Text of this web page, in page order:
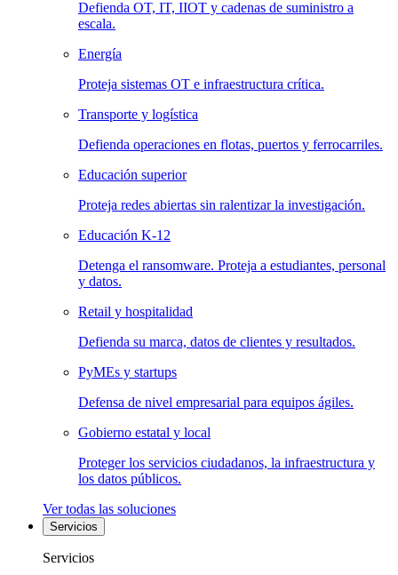
Defienda OT, IT, IIOT y cadenas de suministro a
escala.
Energía
Proteja sistemas OT e infraestructura crítica.
Transporte y logística
Defienda operaciones en flotas, puertos y ferrocarriles.
Educación superior
Proteja redes abiertas sin ralentizar la investigación.
Educación K-12
Detenga el ransomware. Proteja a estudiantes, personal
y datos.
Retail y hospitalidad
Defienda su marca, datos de clientes y resultados.
PyMEs y startups
Defensa de nivel empresarial para equipos ágiles.
Gobierno estatal y local
Proteger los servicios ciudadanos, la infraestructura y
los datos públicos.
Ver todas las soluciones
Servicios
Servicios